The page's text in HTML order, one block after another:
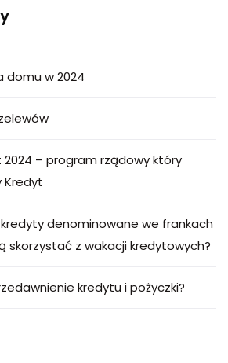
domu w 2024
– program rządowy który
Kredyt
denominowane we frankach
skorzystać z wakacji kredytowych?
kredytu i pożyczki?